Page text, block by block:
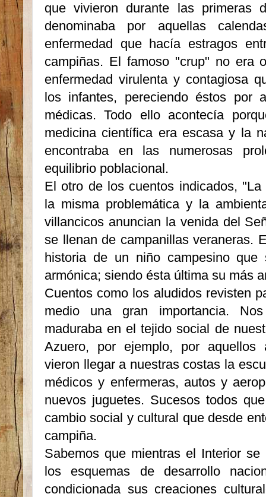
que vivieron durante las primeras
denominaba por aquellas
enfermedad que hacía estragos
campiñas. El famoso "crup" no era
enfermedad virulenta y contagiosa
los infantes, pereciendo éstos por
médicas. Todo ello acontecía
medicina científica era escasa y la
encontraba en las numerosas
equilibrio poblacional.
El otro de los cuentos indicados,
la misma problemática y la
villancicos anuncian la venida del
se llenan de campanillas veraneras.
historia de un niño campesino
armónica; siendo ésta última su más
Cuentos como los aludidos revisten
medio una gran importancia.
maduraba en el tejido social de
Azuero, por ejemplo, por aquellos
vieron llegar a nuestras costas la
médicos y enfermeras, autos y
nuevos juguetes. Sucesos todos
cambio social y cultural que desde
campiña.
Sabemos que mientras el Interior
los esquemas de desarrollo
condicionada sus creaciones